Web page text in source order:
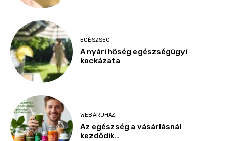
EGÉSZSÉG
A nyári hőség egészségügyi
kockázata
WEBÁRUHÁZ
Az egészség a vásárlásnál
kezdődik…